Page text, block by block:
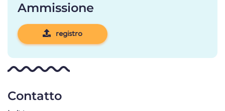
Ammissione
registro
Contatto